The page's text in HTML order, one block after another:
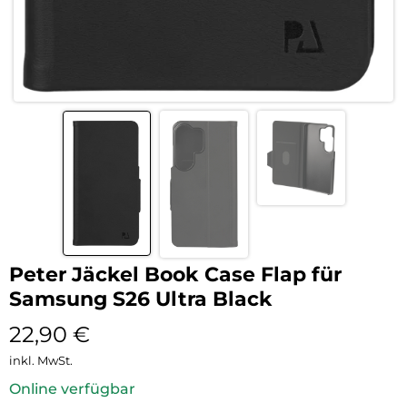
Peter Jäckel Book Case Flap für
Samsung S26 Ultra Black
22,90 €
inkl. MwSt.
Online verfügbar